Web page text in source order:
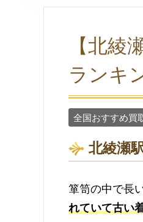
【北綾
ランキ
全国おすすめ買
北綾瀬
箪笥の中で長
れていて古い